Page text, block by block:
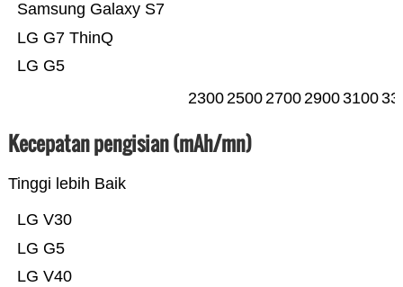
LG G5
LG G7 ThinQ
Samsung Galaxy S7
23002500270029003100
Kecepatan pengisian (mAh/mn)
Tinggi lebih Baik
LG V40
LG G5
LG V30